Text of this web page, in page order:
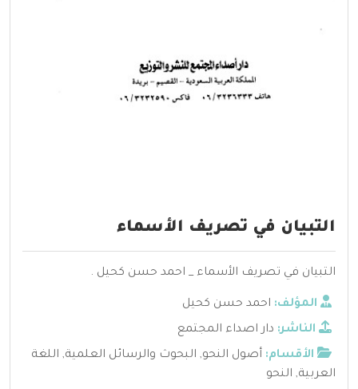
التبيان في تصريف الأسماء
التبيان في تصريف الأسماء _ احمد حسن كحيل .
المؤلف: احمد حسن كحيل
الناشر: دار اصداء المجتمع
الأقسام: أصول النحو, البحوث والرسائل العلمية, اللغة
العربية, النحو